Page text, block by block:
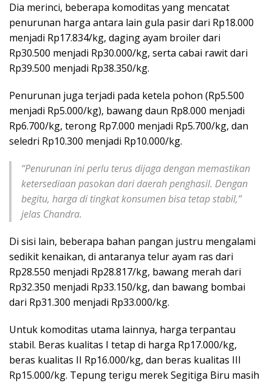
Dia merinci, beberapa komoditas yang mencatat
penurunan harga antara lain gula pasir dari Rp18.000
menjadi Rp17.834/kg, daging ayam broiler dari
Rp30.500 menjadi Rp30.000/kg, serta cabai rawit dari
Rp39.500 menjadi Rp38.350/kg.
Penurunan juga terjadi pada ketela pohon (Rp5.500
menjadi Rp5.000/kg), bawang daun Rp8.000 menjadi
Rp6.700/kg, terong Rp7.000 menjadi Rp5.700/kg, dan
seledri Rp10.300 menjadi Rp10.000/kg.
“Penurunan ini perlu terus dijaga dengan memastikan
ketersediaan pasokan dari daerah penghasil. Dengan
begitu, harga di tingkat konsumen bisa tetap stabil,”
jelas Chandra.
Di sisi lain, beberapa bahan pangan justru mengalami
sedikit kenaikan, di antaranya telur ayam ras dari
Rp28.550 menjadi Rp28.817/kg, bawang merah dari
Rp32.350 menjadi Rp33.150/kg, dan bawang bombai
dari Rp31.300 menjadi Rp33.000/kg.
Untuk komoditas utama lainnya, harga terpantau
stabil. Beras kualitas I tetap di harga Rp17.000/kg,
beras kualitas II Rp16.000/kg, dan beras kualitas III
Rp15.000/kg. Tepung terigu merek Segitiga Biru masih